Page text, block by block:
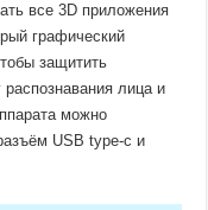
все 3D приложения
графический
защитить
лица и
можно
USB type-c и